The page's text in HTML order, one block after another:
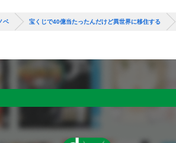
ベ 宝くじで40億当たったんだけど異世界に移住する